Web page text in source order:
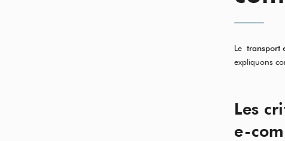
Le transport
expliquons
Les
e-